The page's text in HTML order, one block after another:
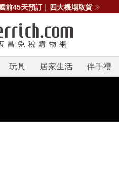
前45天預訂｜四大機場取貨
玩具 居家生活 伴手禮